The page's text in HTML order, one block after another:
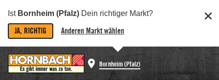
Ist Bornheim (Pfalz) Dein richtiger Markt?
JA, RICHTIG Anderen Markt wählen
Bornheim (Pfalz)